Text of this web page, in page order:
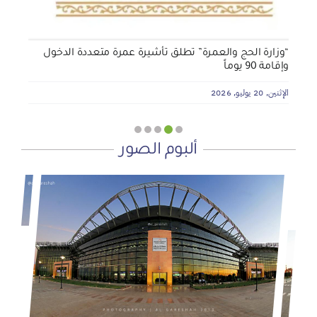
“وزارة الحج والعمرة” تطلق تأشيرة عمرة متعددة الدخول
وإقامة 90 يوماً
الإثنين, 20 يوليو, 2026
ألبوم الصور